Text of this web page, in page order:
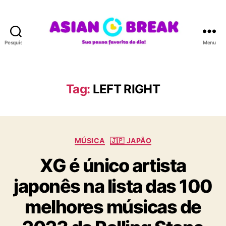
Pesquisar
A
N
R
A
Menu
Tag: LEFT RIGHT
C
t
e
g
o
r
i
MÚSICA 🇯🇵 JAPÃO
XG é único artista
japonês na lista das 100
melhores músicas de